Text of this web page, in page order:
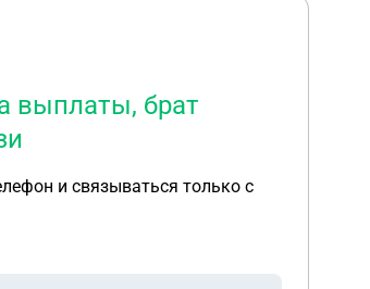
выплаты, брат
и связываться только с